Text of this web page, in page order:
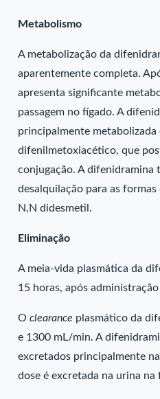
Metabolismo
A metabolização da
aparentemente completa.
apresenta significante
passagem no fígado. A
principalmente metabolizada
difenilmetoxiacético, que
conjugação. A difenidramina
desalquilação para as
N,N didesmetil.
Eliminação
A meia-vida plasmática da
15 horas, após
Oclearance plasmático da
e 1300 mL/min. A
excretados principalmente
dose é excretada na urina